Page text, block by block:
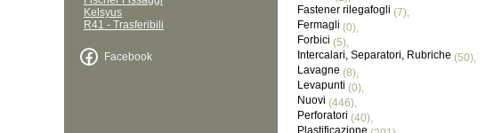
Kelsyus
R41 - Trasferibili
Facebook
Fastener rilegafogli (7),
Fermagli (0),
Forbici (5),
Intercalari, Separatori, Rubriche (50),
Lavagne (8),
Levapunti (0),
Nuovi (446),
Perforatori (40),
Plastificazione